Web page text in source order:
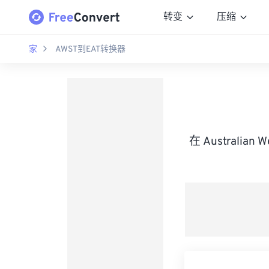
转变 压缩
家 AWST到EAT转换器
在 Australian